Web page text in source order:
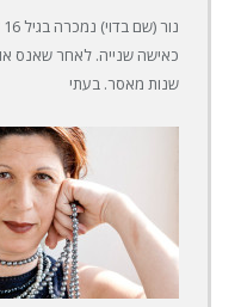
שנות מאסר. בעתי